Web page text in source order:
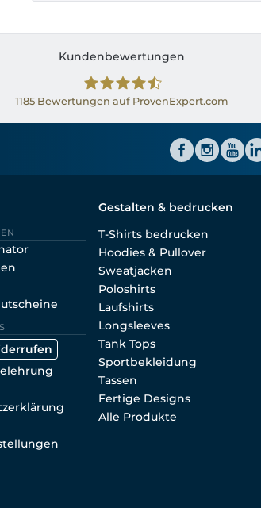
Kundenbewertungen
1185Bewertungen auf ProvenExpert.com
Gestalten & bedrucken
T-Shirts bedrucken
Hoodies & Pullover
Sweatjacken
Poloshirts
Laufshirts
Longsleeves
Tank Tops
Sportbekleidung
Tassen
Fertige Designs
Alle Produkte